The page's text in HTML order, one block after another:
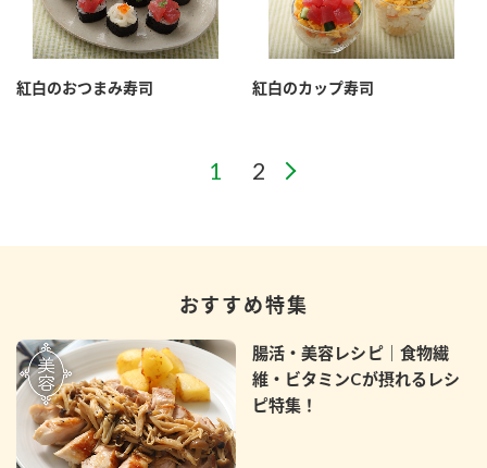
紅白のおつまみ寿司 紅白のカップ寿司
おすすめ特集
腸活・美容レシピ｜食物繊
維・ビタミンCが摂れるレシ
ピ特集！